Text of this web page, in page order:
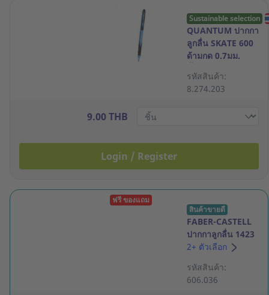
Sustainable selection
QUANTUM ปากกา
ลูกลื่น SKATE 600
ด้ามกด 0.7มม.
รหัสสินค้า:
8.274.203
9.00 THB
Login / Register
ฟรี ของแถม
สินค้าขายดี
FABER-CASTELL
ปากกาลูกลื่น 1423
ขนาด 0.5มม.
2+ ตัวเลือก
รหัสสินค้า:
606.036